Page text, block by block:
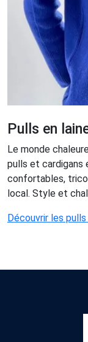
Pulls en
Le monde
pulls et cardigans
confortables,
local. Style et
Découvrir les